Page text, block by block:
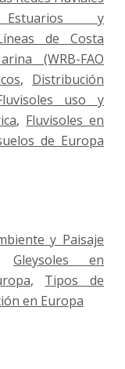
y
de Costa
(WRB-FAO
, Distribución
uso y
, Fluvisoles en
de Europa
y Paisaje
Gleysoles en
, Tipos de
en Europa